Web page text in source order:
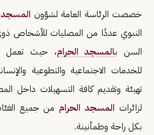
خصصت الرئاسة العامة لشؤون المسجد
النبوي عددًا من المصلیات للأشخاص ذوي
السن بالمسجد الحرام، حيث تعمل
للخدمات الاجتماعية والتطوعية
تھیئة وتقدیم كافة التسھیلات داخل
لزائرات المسجد الحرام من جمیع
بكل راحة وطمأنینة.